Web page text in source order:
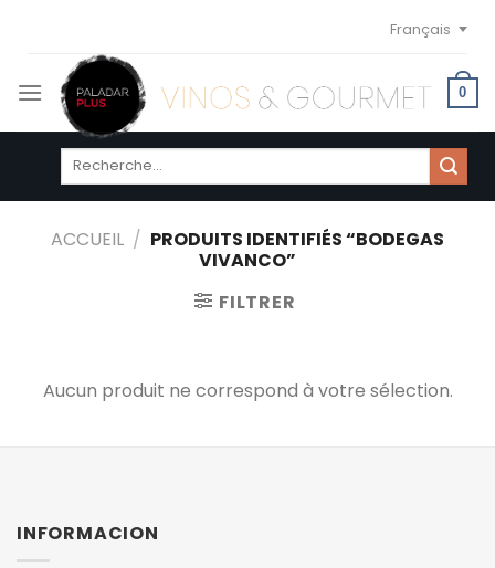
content
Français
0
Recherche
ACCUEIL / PRODUITS IDENTIFIÉS “BODEGAS
VIVANCO”
FILTRER
Aucun produit ne correspond à votre sélection.
INFORMACION